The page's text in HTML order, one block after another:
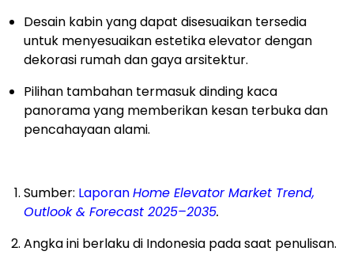
Desain kabin yang dapat disesuaikan tersedia
untuk menyesuaikan estetika elevator dengan
dekorasi rumah dan gaya arsitektur.
Pilihan tambahan termasuk dinding kaca
panorama yang memberikan kesan terbuka dan
pencahayaan alami.
Sumber: LaporanHome Elevator Market Trend,
Outlook & Forecast 2025–2035.
Angka ini berlaku di Indonesia pada saat penulisan.